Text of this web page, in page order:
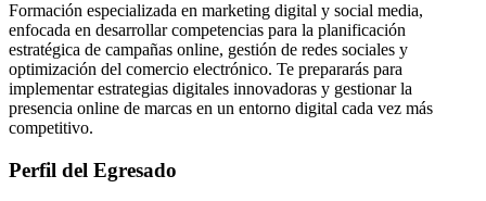
Formación especializada en marketing digital y social media,
enfocada en desarrollar competencias para la planificación
estratégica de campañas online, gestión de redes sociales y
optimización del comercio electrónico. Te prepararás para
implementar estrategias digitales innovadoras y gestionar la
presencia online de marcas en un entorno digital cada vez más
competitivo.
Perfil del Egresado